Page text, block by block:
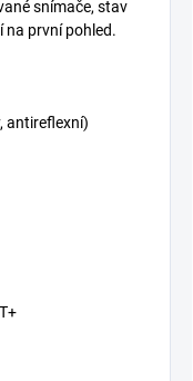
snímače, stav
na první pohled.
antireflexní)